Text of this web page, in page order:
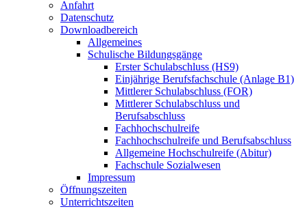
Anfahrt
Datenschutz
Downloadbereich
Allgemeines
Schulische Bildungsgänge
Erster Schulabschluss (HS9)
Einjährige Berufsfachschule (Anlage B1)
Mittlerer Schulabschluss (FOR)
Mittlerer Schulabschluss und
Berufsabschluss
Fachhochschulreife
Fachhochschulreife und Berufsabschluss
Allgemeine Hochschulreife (Abitur)
Fachschule Sozialwesen
Impressum
Öffnungszeiten
Unterrichtszeiten